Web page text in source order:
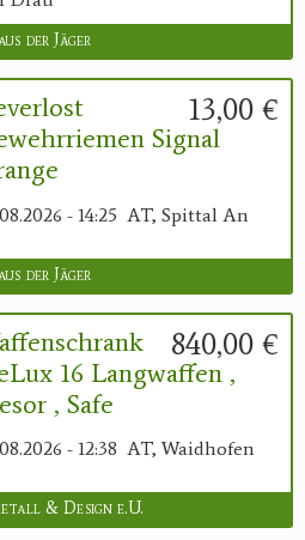
der Jäger
13,00 €
Signal
- 14:25 AT, Spittal An
der Jäger
840,00 €
16 Langwaffen ,
, Safe
- 12:38 AT, Waidhofen
& Design e.U.